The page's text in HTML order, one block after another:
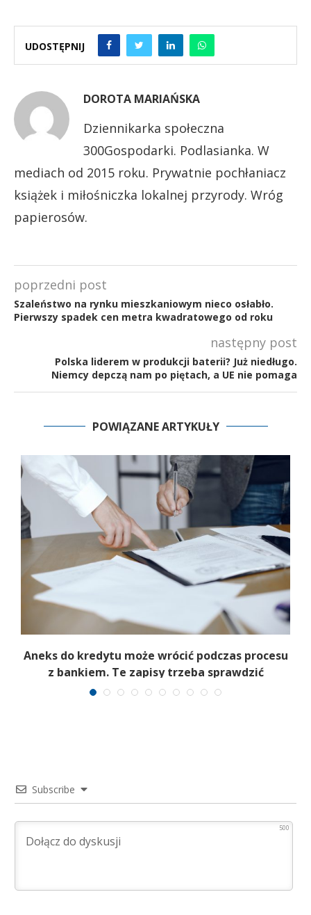
UDOSTĘPNIJ
DOROTA MARIAŃSKA
Dziennikarka społeczna
300Gospodarki. Podlasianka. W
mediach od 2015 roku. Prywatnie pochłaniacz
książek i miłośniczka lokalnej przyrody. Wróg
papierosów.
poprzedni post
Szaleństwo na rynku mieszkaniowym nieco osłabło.
Pierwszy spadek cen metra kwadratowego od roku
następny post
Polska liderem w produkcji baterii? Już niedługo.
Niemcy depczą nam po piętach, a UE nie pomaga
POWIĄZANE ARTYKUŁY
Aneks do kredytu może wrócić podczas procesu
z bankiem. Te zapisy trzeba sprawdzić
Subscribe
500